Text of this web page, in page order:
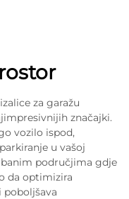
za garažu
značajki.
vozilo ispod,
u vašoj
područjima gdje
da optimizira
poboljšava